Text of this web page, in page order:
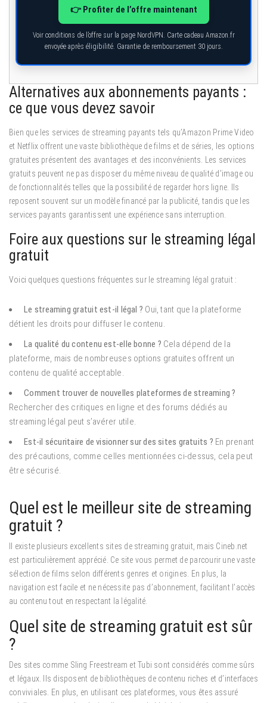
👉 Profiter de l’offre maintenant
Voir conditions de l’offre sur la page NordVPN. Carte cadeau Amazon.fr
envoyée après éligibilité. Garantie de remboursement 30 jours.
Alternatives aux abonnements payants :
ce que vous devez savoir
Bien que les services de streaming payants tels qu’Amazon Prime Video
et Netflix offrent une vaste bibliothèque de films et de séries, les options
gratuites présentent des avantages et des inconvénients. Les services
gratuits peuvent ne pas disposer du même niveau de qualité d’image ou
de fonctionnalités telles que la possibilité de regarder hors ligne. Ils
reposent souvent sur un modèle financé par la publicité, tandis que les
services payants garantissent une expérience sans interruption.
Foire aux questions sur le streaming légal
gratuit
Voici quelques questions fréquentes sur le streaming légal gratuit :
Le streaming gratuit est-il légal ? Oui, tant que la plateforme
détient les droits pour diffuser le contenu.
La qualité du contenu est-elle bonne ? Cela dépend de la
plateforme, mais de nombreuses options gratuites offrent un
contenu de qualité acceptable.
Comment trouver de nouvelles plateformes de streaming ?
Rechercher des critiques en ligne et des forums dédiés au
streaming légal peut s’avérer utile.
Est-il sécuritaire de visionner sur des sites gratuits ? En prenant
des précautions, comme celles mentionnées ci-dessus, cela peut
être sécurisé.
Quel est le meilleur site de streaming
gratuit ?
Il existe plusieurs excellents sites de streaming gratuit, mais Cineb.net
est particulièrement apprécié. Ce site vous permet de parcourir une vaste
sélection de films selon différents genres et origines. En plus, la
navigation est facile et ne nécessite pas d’abonnement, facilitant l’accès
au contenu tout en respectant la légalité.
Quel site de streaming gratuit est sûr
?
Des sites comme Sling Freestream et Tubi sont considérés comme sûrs
et légaux. Ils disposent de bibliothèques de contenu riches et d’interfaces
conviviales. En plus, en utilisant ces plateformes, vous êtes assuré